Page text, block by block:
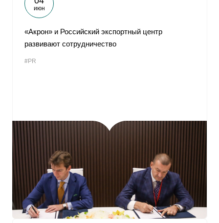
июн
«Акрон» и Российский экспортный центр
развивают сотрудничество
#PR